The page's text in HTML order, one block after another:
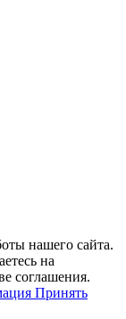
нашего сайта.
на
соглашения.
Принять